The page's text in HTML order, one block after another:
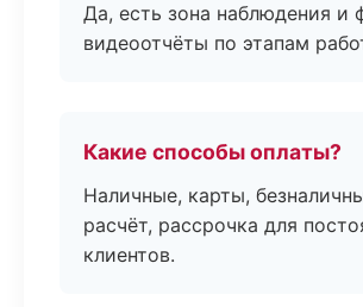
Да, есть зона наблюдения и
видеоотчёты по этапам
Какие способы оплаты?
Наличные, карты,
расчёт, рассрочка для
клиентов.